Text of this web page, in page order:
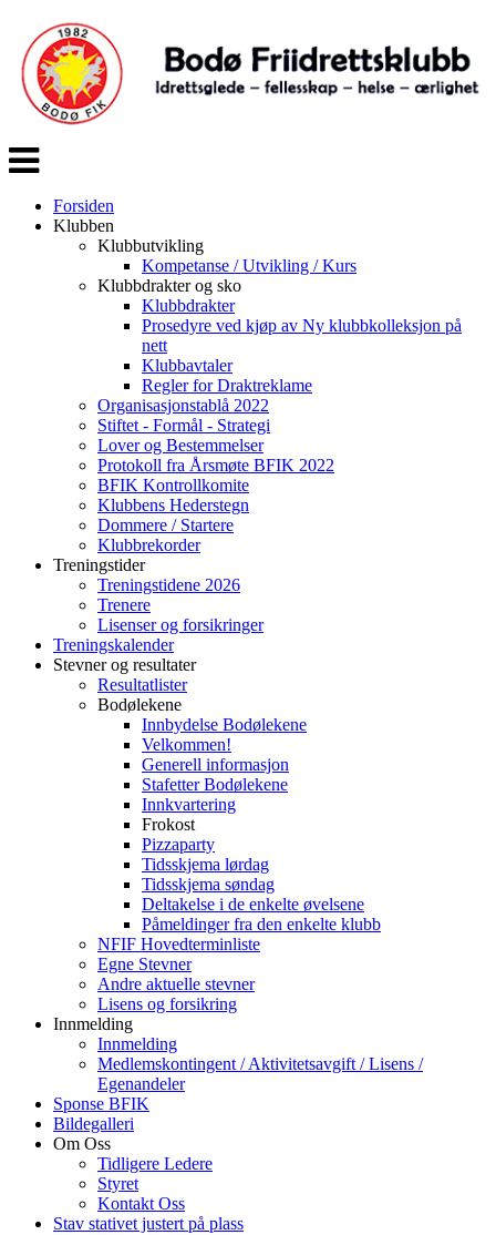
Veksle
navigasjon
Forsiden
Klubben
Klubbutvikling
Kompetanse / Utvikling / Kurs
Klubbdrakter og sko
Klubbdrakter
Prosedyre ved kjøp av Ny klubbkolleksjon på
nett
Klubbavtaler
Regler for Draktreklame
Organisasjonstablå 2022
Stiftet - Formål - Strategi
Lover og Bestemmelser
Protokoll fra Årsmøte BFIK 2022
BFIK Kontrollkomite
Klubbens Hederstegn
Dommere / Startere
Klubbrekorder
Treningstider
Treningstidene 2026
Trenere
Lisenser og forsikringer
Treningskalender
Stevner og resultater
Resultatlister
Bodølekene
Innbydelse Bodølekene
Velkommen!
Generell informasjon
Stafetter Bodølekene
Innkvartering
Frokost
Pizzaparty
Tidsskjema lørdag
Tidsskjema søndag
Deltakelse i de enkelte øvelsene
Påmeldinger fra den enkelte klubb
NFIF Hovedterminliste
Egne Stevner
Andre aktuelle stevner
Lisens og forsikring
Innmelding
Innmelding
Medlemskontingent / Aktivitetsavgift / Lisens /
Egenandeler
Sponse BFIK
Bildegalleri
Om Oss
Tidligere Ledere
Styret
Kontakt Oss
Stav stativet justert på plass